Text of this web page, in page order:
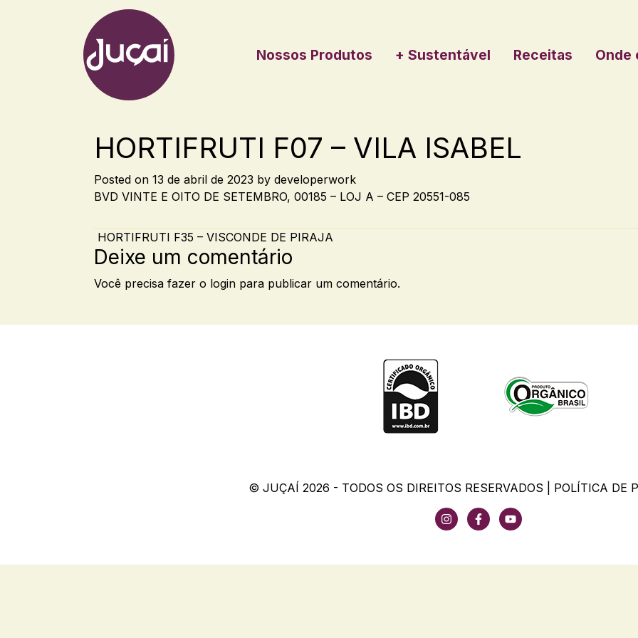
Main Navigation Nossos Produtos + Sustentável Receitas Onde
HORTIFRUTI F07 – VILA ISABEL
Posted on 13 de abril de 2023 by developerwork
BVD VINTE E OITO DE SETEMBRO, 00185 – LOJ A – CEP 20551-085
Post navigation
HORTIFRUTI F35 – VISCONDE DE PIRAJA
Deixe um comentário
Você precisa fazer o login para publicar um comentário.
© JUÇAÍ 2026 - TODOS OS DIREITOS RESERVADOS | POLÍTICA DE